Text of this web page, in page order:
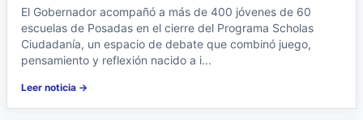
El Gobernador acompañó a más de 400 jóvenes de 60
escuelas de Posadas en el cierre del Programa Scholas
Ciudadanía, un espacio de debate que combinó juego,
pensamiento y reflexión nacido a i...
Leer noticia →